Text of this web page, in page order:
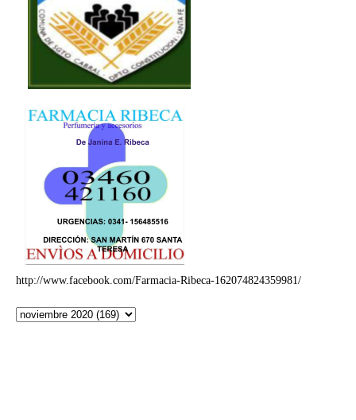
http://www.facebook.com/Farmacia-Ribeca-162074824359981/